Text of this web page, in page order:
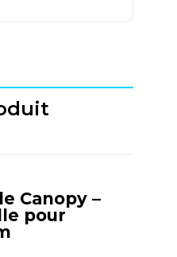
Canopy –
pour